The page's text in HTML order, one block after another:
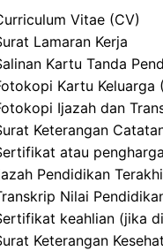
Vitae (CV)
Lamaran Kerja
Kartu Tanda
Kartu Keluarga
Ijazah dan
Keterangan
atau
Pendidikan
Nilai
keahlian (jika
Keterangan